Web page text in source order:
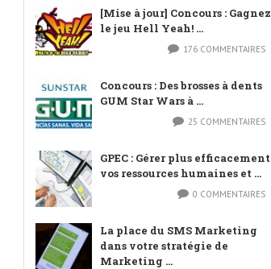
[Mise à jour] Concours : Gagnez
le jeu Hell Yeah! ...
176 COMMENTAIRES
Concours : Des brosses à dents
GUM Star Wars à ...
25 COMMENTAIRES
GPEC : Gérer plus efficacement
vos ressources humaines et ...
0 COMMENTAIRES
La place du SMS Marketing
dans votre stratégie de
Marketing ...